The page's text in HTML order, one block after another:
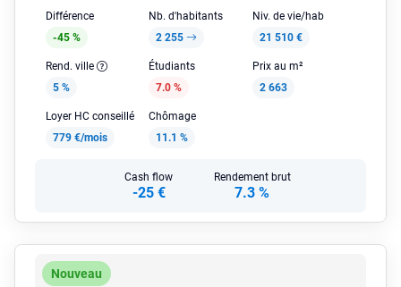
Différence
-45 %
Nb. d'habitants
2 255
Niv. de vie/hab
21 510 €
Rend. ville
5 %
Étudiants
7.0 %
Prix au m²
2 663
Loyer HC conseillé
779 €/mois
Chômage
11.1 %
Cash flow
-25 €
Rendement brut
7.3 %
Nouveau